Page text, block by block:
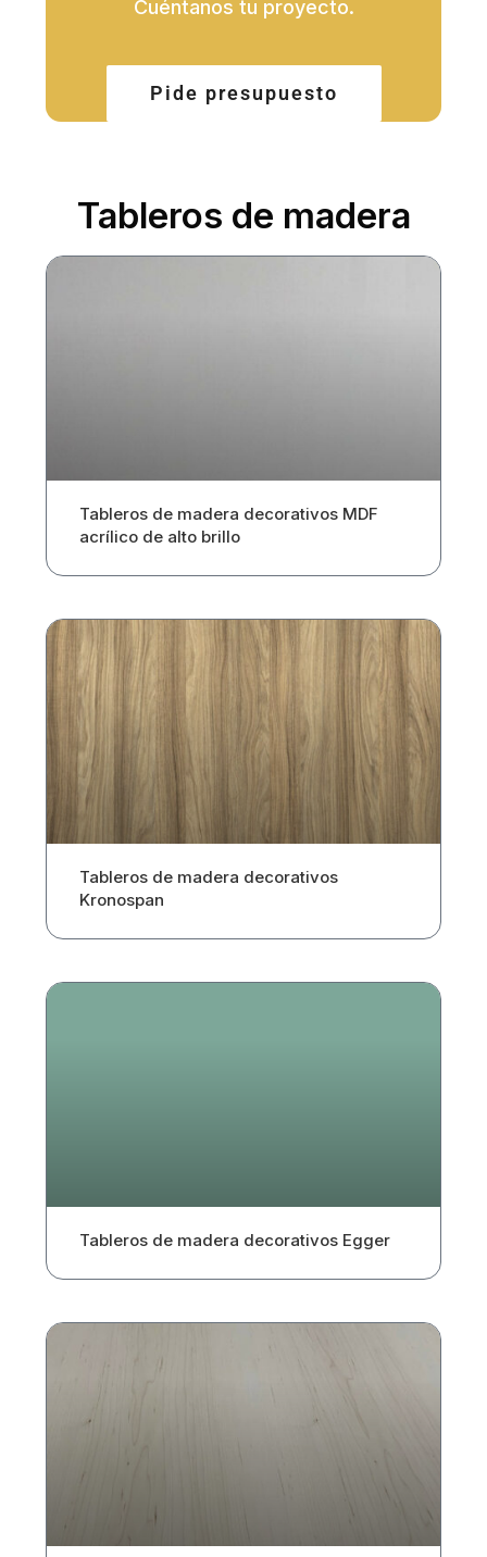
Cuéntanos tu proyecto.
Pide presupuesto
Tableros de madera
Tableros de madera decorativos MDF
acrílico de alto brillo
Tableros de madera decorativos
Kronospan
Tableros de madera decorativos Egger